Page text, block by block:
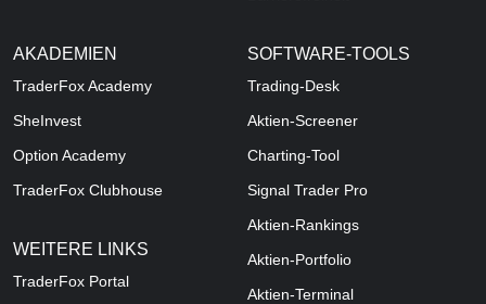
AKADEMIEN
TraderFox Academy
SheInvest
Option Academy
TraderFox Clubhouse
WEITERE LINKS
TraderFox Portal
SOFTWARE-TOOLS
Trading-Desk
Aktien-Screener
Charting-Tool
Signal Trader Pro
Aktien-Rankings
Aktien-Portfolio
Aktien-Terminal